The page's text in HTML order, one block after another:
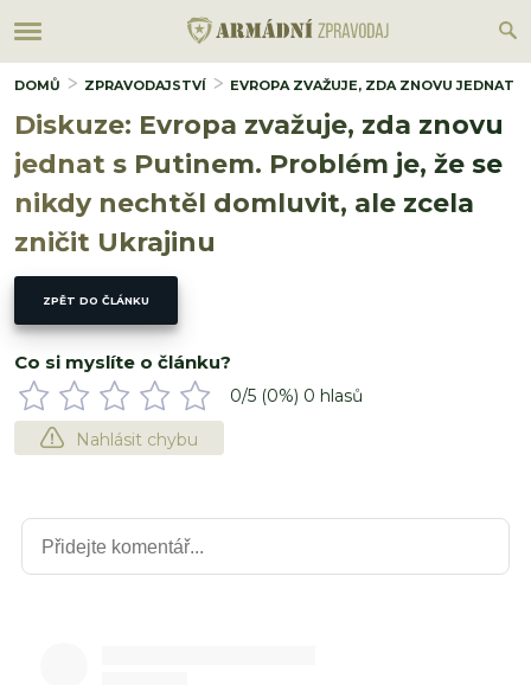
DOMŮ ZPRAVODAJSTVÍ EVROPA ZVAŽUJE, ZDA ZNOVU JEDNAT
Diskuze: Evropa zvažuje, zda znovu
jednat s Putinem. Problém je, že se
nikdy nechtěl domluvit, ale zcela
zničit Ukrajinu
ZPĚT DO ČLÁNKU
Co si myslíte o článku?
0/5 (0%) 0 hlasů
Nahlásit chybu